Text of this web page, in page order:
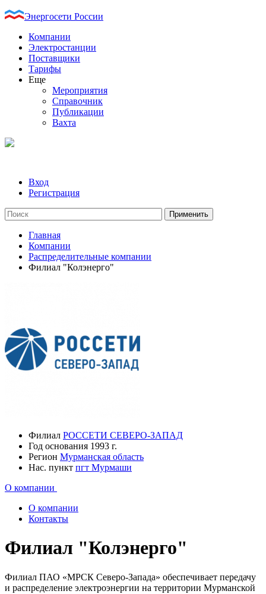
Энергосети России
Компании
Электростанции
Поставщики
Тарифы
Еще
Мероприятия
Справочник
Публикации
Вахта
Вход
Регистрация
Главная
Компании
Распределительные компании
Филиал "Колэнерго"
Филиал РОССЕТИ СЕВЕРО-ЗАПАД
Год основания 1993 г.
Регион Мурманская область
Нас. пункт пгт Мурмаши
О компании
О компании
Контакты
Филиал "Колэнерго"
Филиал ПАО «МРСК Северо-Запада» обеспечивает передачу
и распределение электроэнергии на территории Мурманской